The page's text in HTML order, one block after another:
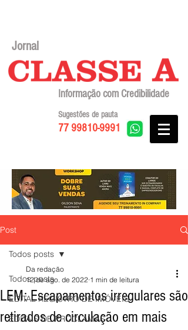
Jornal
Informação com Credibilidade
77 99810-9991
Sugestões de pauta
Post
Todos posts
EDITAL REGISTRO DE IMÓVEIS
EDITAIS DE PROCLAMAS
Todos posts
LEM: Escapamentos irregulares são
retirados de circulação em mais
Da redação
12 de ago. de 2022 1 min de leitura